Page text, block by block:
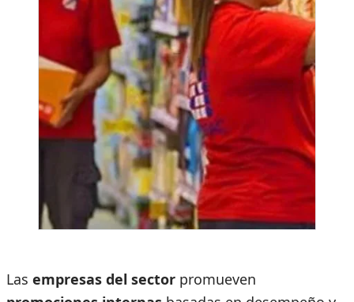
Las empresas del sector promueven